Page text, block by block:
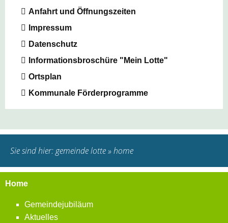
Anfahrt und Öffnungszeiten
Impressum
Datenschutz
Informationsbroschüre "Mein Lotte"
Ortsplan
Kommunale Förderprogramme
Sie sind hier:gemeinde lotte»home
Home
Gemeindejubiläum
Aktuelles